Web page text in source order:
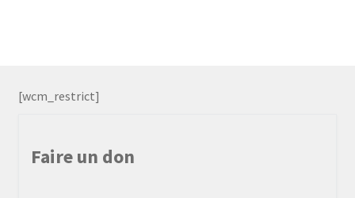
[wcm_restrict]
Faire un don